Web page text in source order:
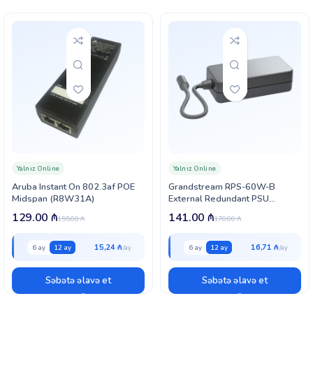
Aruba Instant On 802.3af POE
Midspan (R8W31A)
Yalnız Online
155.00₼
129.00 ₼
6 ay 12 ay 15,24 ₼
Səbətə əlavə et
Grandstream RPS-60W-B
External Redundant PSU
(12V/5A RPS-60W-B PSU)
Yalnız Online
170.00₼
141.00 ₼
6 ay 12 ay 16,71 ₼
Səbətə əlavə et